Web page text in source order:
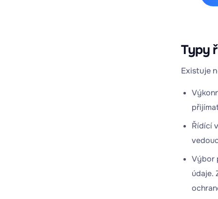
Typy
Existuje
Řídící
Výbor
údaje.